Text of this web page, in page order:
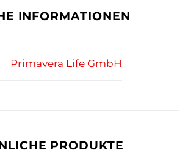
INFORMATIONEN
Primavera Life GmbH
PRODUKTE